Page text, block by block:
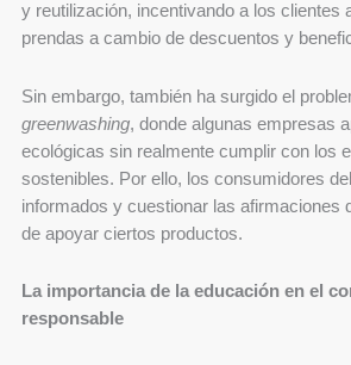
y reutilización, incentivando a los clientes
prendas a cambio de descuentos y
Sin embargo, también ha surgido el
greenwashing, donde algunas empresas
ecológicas sin realmente cumplir con los
sostenibles. Por ello, los consumidores
informados y cuestionar las afirmaciones
de apoyar ciertos productos.
La importancia de la educación en el
responsable